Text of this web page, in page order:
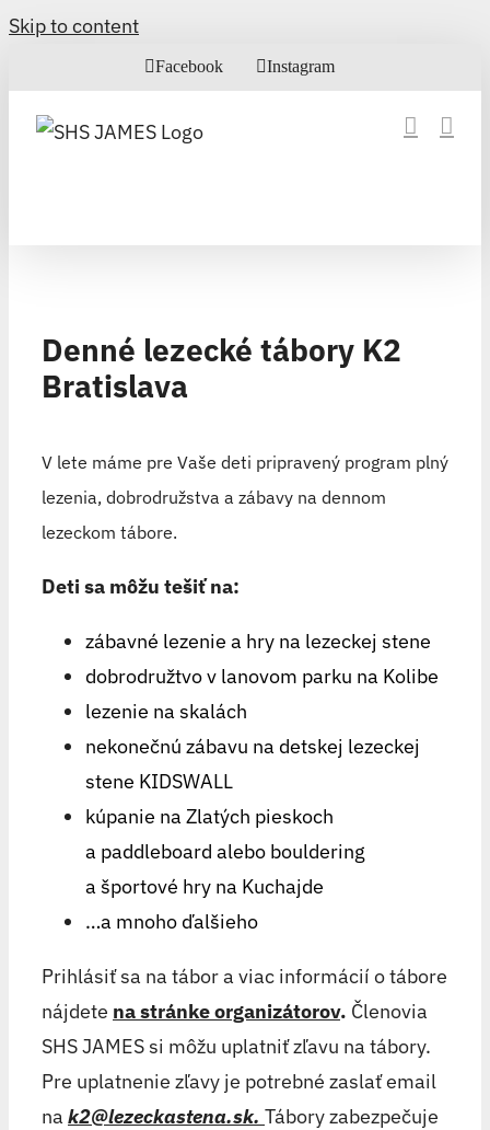
Skip to content
Facebook Instagram
Denné lezecké tábory K2
Bratislava
V lete máme pre Vaše deti pripravený program plný
lezenia, dobrodružstva a zábavy na dennom
lezeckom tábore.
Deti sa môžu tešiť na:
zábavné lezenie a hry na lezeckej stene
dobrodružtvo v lanovom parku na Kolibe
lezenie na skalách
nekonečnú zábavu na detskej lezeckej
stene KIDSWALL
kúpanie na Zlatých pieskoch
a paddleboard alebo bouldering
a športové hry na Kuchajde
…a mnoho ďalšieho
Prihlásiť sa na tábor a viac informácií o tábore
nájdete na stránke organizátorov. Členovia
SHS JAMES si môžu uplatniť zľavu na tábory.
Pre uplatnenie zľavy je potrebné zaslať email
na k2@lezeckastena.sk. Tábory zabezpečuje